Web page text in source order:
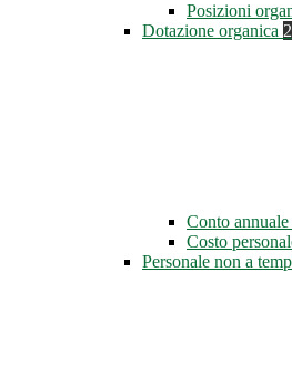
Posizioni
Dotazione organica 2
Conto
Costo
Personale non a